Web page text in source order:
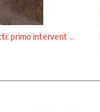
primo intervent ...